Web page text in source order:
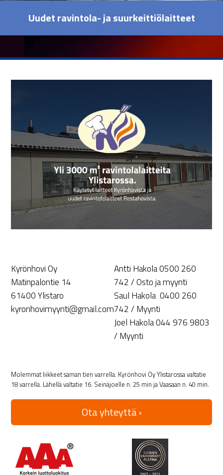
Uudet ravintola- ja suurkeittiölaitteet
Kyrönhovi Oy
Matinpalontie 14
61400 Ylistaro
kyronhovimyynti@gmail.com
Antti Hakola 0500 260
742 / Osto ja myynti
Saul Hakola 0400 260
742 / Myynti
Joel Hakola 044 976 9803
/ Myynti
Molemmat liikkeet saman tien varrella. Kyrönhovi Oy Ylistarossa valtatie
18 varrella. Lähellä valtatie 16. Seinäjoelle n. 25 min ja Vaasaan n. 40 min.
Ota yhteyttä ›